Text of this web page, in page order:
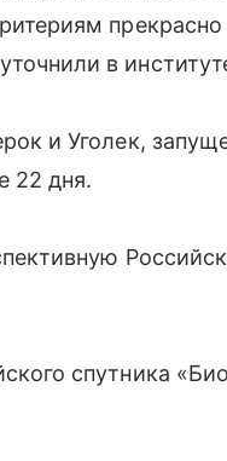
прекрасно
в
и Уголек,
22 дня.
спутника